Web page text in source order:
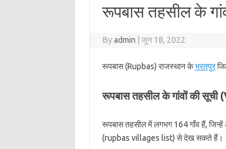
रूपबास तहसील के
Byadmin जून 18, 2022
रूपबास (Rupbas) राजस्थान केभरतपुर
रूपबास तहसील के गांवों की
रूपबास तहसील में लगभग 164 गाँव हैं,
(rupbas villages list) से देख सकते हैं।